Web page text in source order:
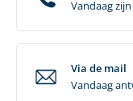
Vandaag
Via de mail
Vandaag